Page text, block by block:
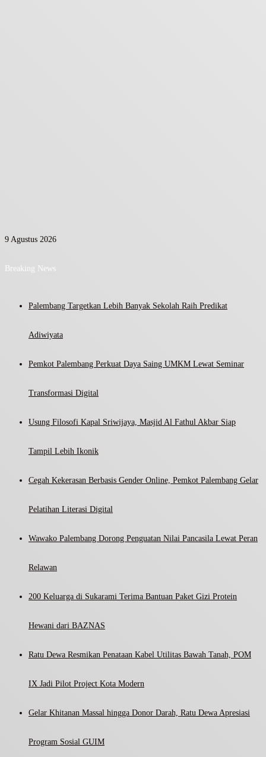
9 Agustus 2026
Breaking News
Palembang Targetkan Lebih Banyak Sekolah Raih Predikat
Adiwiyata
Pemkot Palembang Perkuat Daya Saing UMKM Lewat Seminar
Transformasi Digital
Usung Filosofi Kapal Sriwijaya, Masjid Al Fathul Akbar Siap
Tampil Lebih Ikonik
Cegah Kekerasan Berbasis Gender Online, Pemkot Palembang Gelar
Pelatihan Literasi Digital
Wawako Palembang Dorong Penguatan Nilai Pancasila Lewat Peran
Relawan
200 Keluarga di Sukarami Terima Bantuan Paket Gizi Protein
Hewani dari BAZNAS
Ratu Dewa Resmikan Penataan Kabel Utilitas Bawah Tanah, POM
IX Jadi Pilot Project Kota Modern
Gelar Khitanan Massal hingga Donor Darah, Ratu Dewa Apresiasi
Program Sosial GUIM